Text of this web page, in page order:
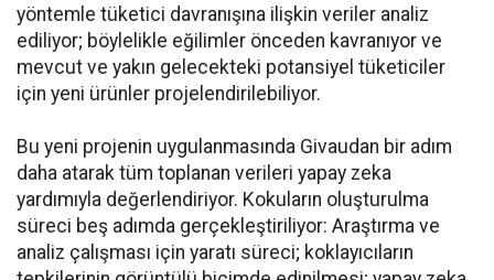
yöntemle tüketici davranışına ilişkin veriler analiz
ediliyor; böylelikle eğilimler önceden kavranıyor ve
mevcut ve yakın gelecekteki potansiyel tüketiciler
için yeni ürünler projelendirilebiliyor.
Bu yeni projenin uygulanmasında Givaudan bir adım
daha atarak tüm toplanan verileri yapay zeka
yardımıyla değerlendiriyor. Kokuların oluşturulma
süreci beş adımda gerçekleştiriliyor: Araştırma ve
analiz çalışması için yaratı süreci; koklayıcıların